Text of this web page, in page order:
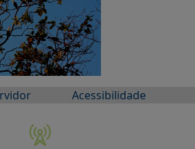
Acessibilidade